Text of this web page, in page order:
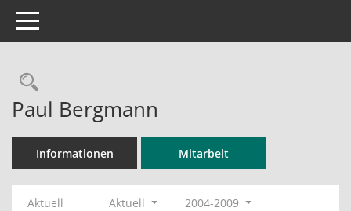
Toggle navigation
Rechercheauswahl
Paul Bergmann
Informationen Mitarbeit
Aktuell Aktuell 2004-2009